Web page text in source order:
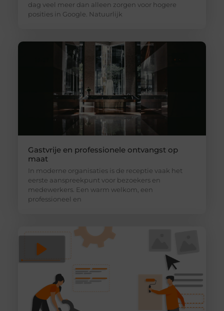
dag veel meer dan alleen zorgen voor hogere
posities in Google. Natuurlijk
Gastvrije en professionele ontvangst op
maat
In moderne organisaties is de receptie vaak het
eerste aanspreekpunt voor bezoekers en
medewerkers. Een warm welkom, een
professioneel en